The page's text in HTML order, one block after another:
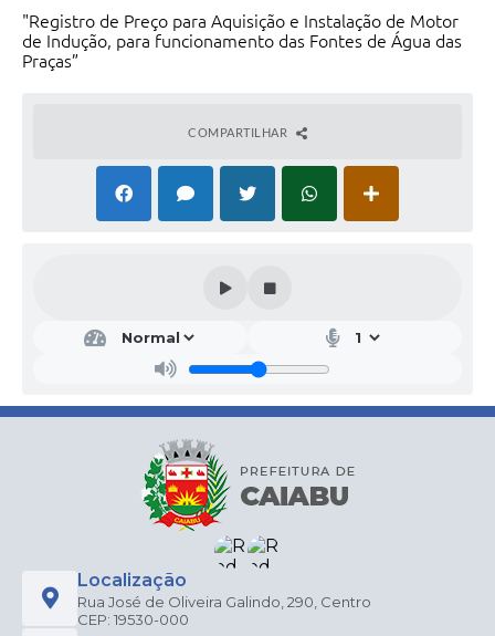
"Registro de Preço para Aquisição e Instalação de Motor
de Indução, para funcionamento das Fontes de Água das
Praças”
COMPARTILHAR
Localização
Rua José de Oliveira Galindo, 290, Centro
CEP: 19530-000